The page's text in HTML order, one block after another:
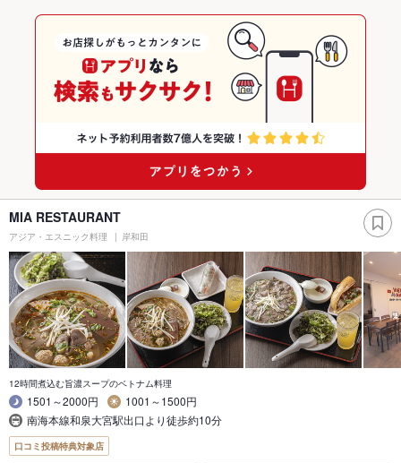
MIA RESTAURANT
アジア・エスニック料理 岸和田
12時間煮込む旨濃スープのベトナム料理
1501～2000円
1001～1500円
南海本線和泉大宮駅出口より徒歩約10分
口コミ投稿特典対象店